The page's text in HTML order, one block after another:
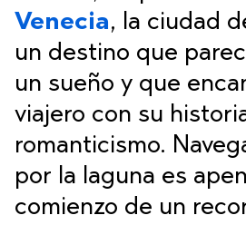
Venecia, la ciudad
un destino que
un sueño y que
viajero con su
romanticismo.
por la laguna es
comienzo de un